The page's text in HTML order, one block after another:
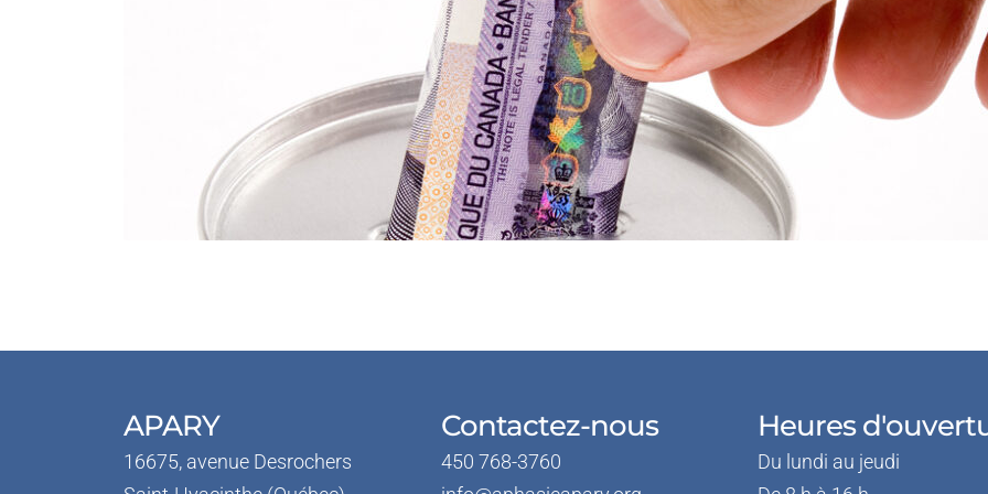
APARY
16675, avenue Desrochers
Contactez-nous
450 768-3760
Heures
Du lundi au jeudi